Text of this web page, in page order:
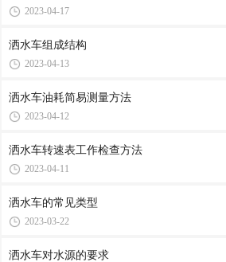
2023-04-17
洒水车组成结构
2023-04-13
洒水车油耗简易测量方法
2023-04-12
洒水车转速表工作检查方法
2023-04-11
洒水车的常见类型
2023-03-22
洒水车对水源的要求